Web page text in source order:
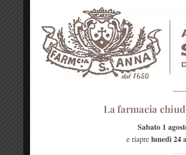
CONFEZIONI REGALO 🎁
La farmacia
Sabato 1
e riaprelunedì 24